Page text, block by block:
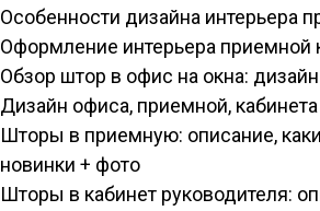
Особенности дизайна интерьера
Оформление интерьера приемной
Обзор штор в офис на окна:
Дизайн офиса, приемной,
Шторы в приемную: описание,
новинки + фото
Шторы в кабинет руководителя: